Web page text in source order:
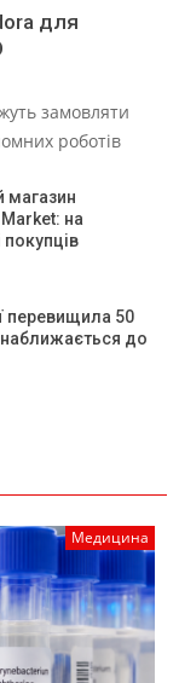
для
замовляти
роботів
магазин
на
перевищила 50
наближається до
Медицина